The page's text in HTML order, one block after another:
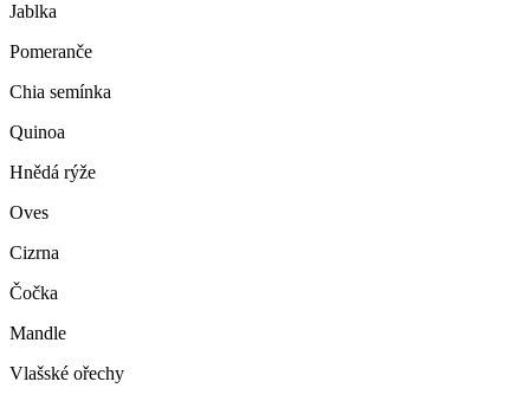
Jablka
Pomeranče
Chia semínka
Quinoa
Hnědá rýže
Oves
Cizrna
Čočka
Mandle
Vlašské ořechy